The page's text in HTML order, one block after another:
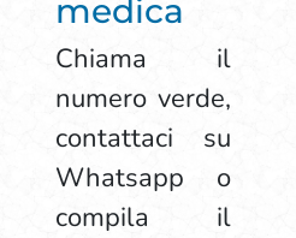
medica
Chiama il
numero verde,
contattaci su
Whatsapp o
compila il